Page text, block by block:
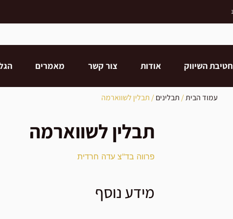
חטיבת השיווק אודות צור קשר מאמרים
עמוד הבית/ תבלינים/ תבלין לשווארמה
תבלין לשווארמה
פרווה בד"צ עדה חרדית
מידע נוסף